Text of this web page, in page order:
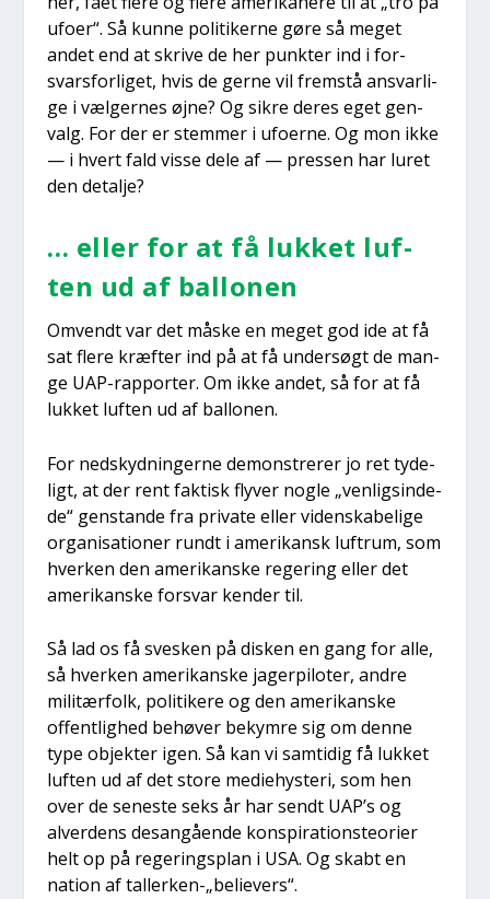
ufo­er“. Så kun­ne poli­ti­ker­ne gøre så meget
andet end at skri­ve de her punk­ter ind i for­
svars­for­li­get, hvis de ger­ne vil frem­stå ansvar­li­
ge i væl­ger­nes øjne? Og sik­re deres eget gen­
valg. For der er stem­mer i ufo­er­ne. Og mon ikke
— i hvert fald vis­se dele af — pres­sen har luret
den detal­je?
… eller for at få luk­ket luf­
ten ud af bal­lo­nen
Omvendt var det måske en meget god ide at få
sat fle­re kræf­ter ind på at få under­søgt de man­
ge UAP-rap­por­ter. Om ikke andet, så for at få
luk­ket luf­ten ud af bal­lo­nen.
For ned­skyd­nin­ger­ne demon­stre­rer jo ret tyde­
ligt, at der rent fak­tisk fly­ver nog­le „ven­ligsin­de­
de“ gen­stan­de fra pri­va­te eller viden­ska­be­li­ge
orga­ni­sa­tio­ner rundt i ame­ri­kansk luftrum, som
hver­ken den ame­ri­kan­ske rege­ring eller det
ame­ri­kan­ske for­svar ken­der til.
Så lad os få sve­sken på disken en gang for alle,
så hver­ken ame­ri­kan­ske jager­pi­lo­ter, andre
mili­tær­folk, poli­ti­ke­re og den ame­ri­kan­ske
offent­lig­hed behø­ver bekym­re sig om den­ne
type objek­ter igen. Så kan vi sam­ti­dig få luk­ket
luf­ten ud af det sto­re medi­e­hyste­ri, som hen
over de sene­ste seks år har sendt UAP’s og
alver­dens desan­gå­en­de kon­spira­tions­te­o­ri­er
helt op på rege­rings­plan i USA. Og skabt en
nation af tallerken-„believers“.